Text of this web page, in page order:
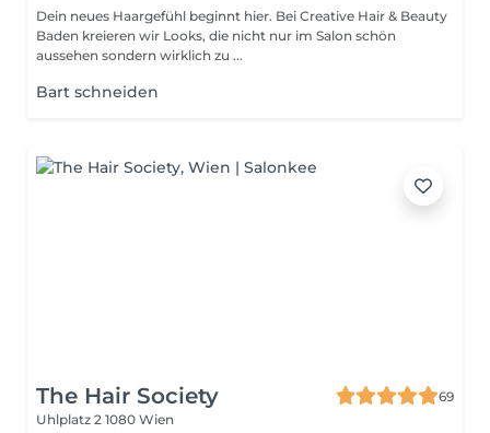
Dein neues Haargefühl beginnt hier. Bei Creative Hair & Beauty
Baden kreieren wir Looks, die nicht nur im Salon schön
aussehen sondern wirklich zu ...
Bart schneiden
The Hair Society
69
Uhlplatz 2 1080 Wien